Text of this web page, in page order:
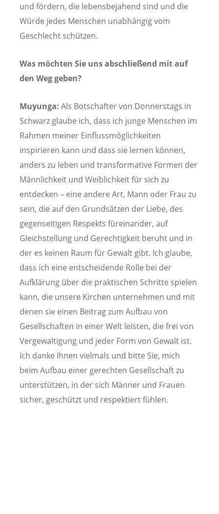
und fördern, die lebensbejahend sind und die
Würde jedes Menschen unabhängig vom
Geschlecht schützen.
Was möchten Sie uns abschließend mit auf
den Weg geben?
Muyunga: Als Botschafter von Donnerstags in
Schwarz glaube ich, dass ich junge Menschen im
Rahmen meiner Einflussmöglichkeiten
inspirieren kann und dass sie lernen können,
anders zu leben und transformative Formen der
Männlichkeit und Weiblichkeit für sich zu
entdecken – eine andere Art, Mann oder Frau zu
sein, die auf den Grundsätzen der Liebe, des
gegenseitigen Respekts füreinander, auf
Gleichstellung und Gerechtigkeit beruht und in
der es keinen Raum für Gewalt gibt. Ich glaube,
dass ich eine entscheidende Rolle bei der
Aufklärung über die praktischen Schritte spielen
kann, die unsere Kirchen unternehmen und mit
denen sie einen Beitrag zum Aufbau von
Gesellschaften in einer Welt leisten, die frei von
Vergewaltigung und jeder Form von Gewalt ist.
Ich danke Ihnen vielmals und bitte Sie, mich
beim Aufbau einer gerechten Gesellschaft zu
unterstützen, in der sich Männer und Frauen
sicher, geschützt und respektiert fühlen.